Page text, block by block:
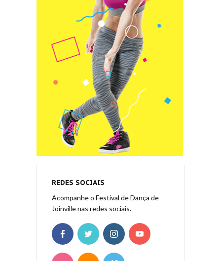
REDES SOCIAIS
Acompanhe o Festival de Dança de
Joinville nas redes sociais.